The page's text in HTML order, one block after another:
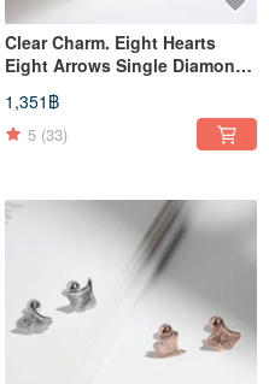
Clear Charm. Eight Hearts
Eight Arrows Single Diamond
Ball Stud Earrings
1,351฿
5 (33)